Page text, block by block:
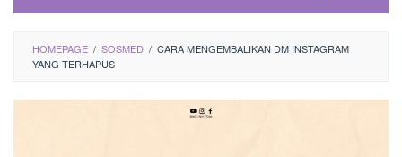
HOMEPAGE / SOSMED / CARA MENGEMBALIKAN DM INSTAGRAM
YANG TERHAPUS